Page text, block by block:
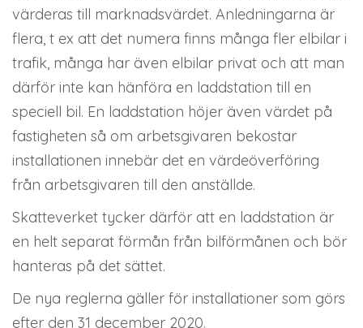
värderas till marknadsvärdet. Anledningarna är
flera, t ex att det numera finns många fler elbilar i
trafik, många har även elbilar privat och att man
därför inte kan hänföra en laddstation till en
speciell bil. En laddstation höjer även värdet på
fastigheten så om arbetsgivaren bekostar
installationen innebär det en värdeöverföring
från arbetsgivaren till den anställde.
Skatteverket tycker därför att en laddstation är
en helt separat förmån från bilförmånen och bör
hanteras på det sättet.
De nya reglerna gäller för installationer som görs
efter den 31 december 2020.